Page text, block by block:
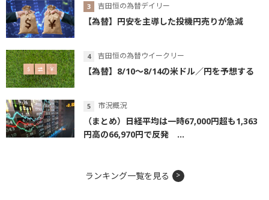
吉田恒の為替デイリー
【為替】円安を主導した投機円売りが急減
吉田恒の為替ウイークリー
【為替】8/10～8/14の米ドル／円を予想する
市況概況
（まとめ）日経平均は一時67,000円超も1,363
円高の66,970円で反発 ...
ランキング一覧を見る